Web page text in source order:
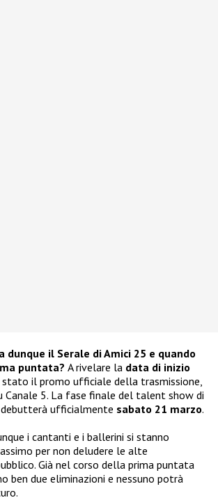
dunque il Serale di Amici 25 e quando
puntata? A rivelare la data di inizio
il promo ufficiale della trasmissione,
Canale 5. La fase finale del talent show di
debutterà ufficialmente sabato 21 marzo.
i cantanti e i ballerini si stanno
per non deludere le alte
Già nel corso della prima puntata
ben due eliminazioni e nessuno potrà